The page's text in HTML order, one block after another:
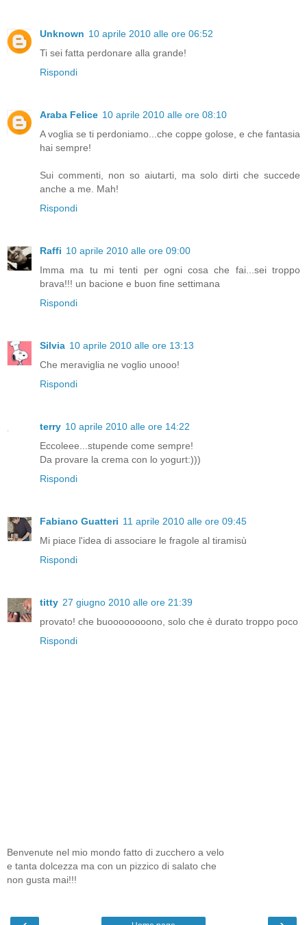
Unknown 10 aprile 2010 alle ore 06:52
Ti sei fatta perdonare alla grande!
Rispondi
Araba Felice 10 aprile 2010 alle ore 08:10
A voglia se ti perdoniamo...che coppe golose, e che fantasia
hai sempre!
Sui commenti, non so aiutarti, ma solo dirti che succede
anche a me. Mah!
Rispondi
Raffi 10 aprile 2010 alle ore 09:00
Imma ma tu mi tenti per ogni cosa che fai...sei troppo
brava!!! un bacione e buon fine settimana
Rispondi
Silvia 10 aprile 2010 alle ore 13:13
Che meraviglia ne voglio unooo!
Rispondi
terry 10 aprile 2010 alle ore 14:22
Eccoleee...stupende come sempre!
Da provare la crema con lo yogurt:)))
Rispondi
Fabiano Guatteri 11 aprile 2010 alle ore 09:45
Mi piace l'idea di associare le fragole al tiramisù
Rispondi
titty 27 giugno 2010 alle ore 21:39
provato! che buoooooooono, solo che è durato troppo poco
Rispondi
Benvenute nel mio mondo fatto di zucchero a velo
e tanta dolcezza ma con un pizzico di salato che
non gusta mai!!!